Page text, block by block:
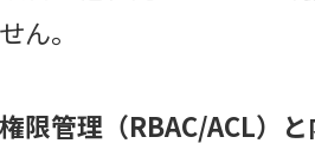
ん。
限管理（RBAC/ACL）